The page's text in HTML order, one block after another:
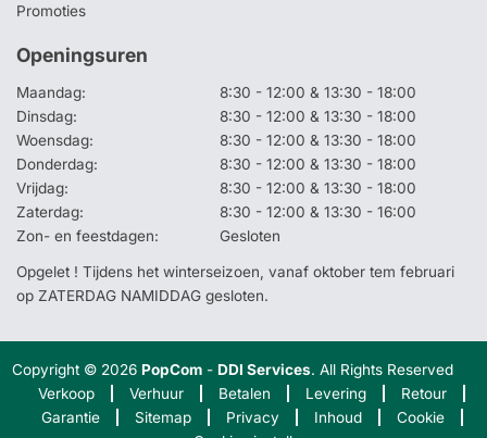
Promoties
Openingsuren
Maandag:
8:30 - 12:00 & 13:30 - 18:00
Dinsdag:
8:30 - 12:00 & 13:30 - 18:00
Woensdag:
8:30 - 12:00 & 13:30 - 18:00
Donderdag:
8:30 - 12:00 & 13:30 - 18:00
Vrijdag:
8:30 - 12:00 & 13:30 - 18:00
Zaterdag:
8:30 - 12:00 & 13:30 - 16:00
Zon- en feestdagen:
Gesloten
Opgelet ! Tijdens het winterseizoen, vanaf oktober tem februari
op ZATERDAG NAMIDDAG gesloten.
Copyright © 2026PopCom -DDI Services. All Rights Reserved
Verkoop
Verhuur Betalen Levering
Retour
Garantie
Sitemap Privacy Inhoud
Cookie